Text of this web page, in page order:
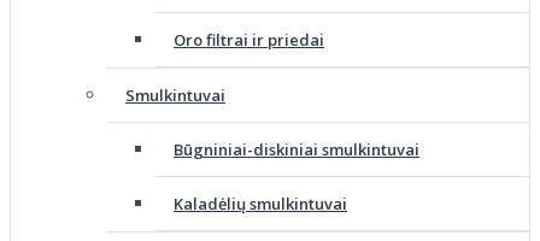
Oro filtrai ir priedai
Smulkintuvai
Būgniniai-diskiniai smulkintuvai
Kaladėlių smulkintuvai